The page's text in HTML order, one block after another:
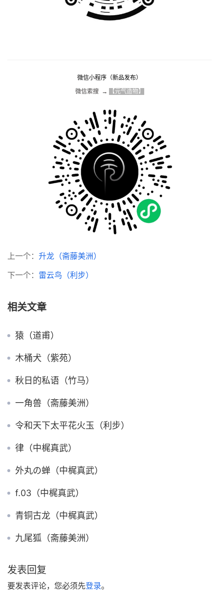
微信小程序（新品发布）
微信索搜  → 【元气造物】
上一个： 升龙（斋藤美洲）
下一个： 雷云鸟（利步）
相关文章
猿（道甫）
木桶犬（紫苑）
秋日的私语（竹马）
一角兽（斋藤美洲）
令和天下太平花火玉（利步）
律（中梶真武）
外丸の蝉（中梶真武）
f.03（中梶真武）
青铜古龙（中梶真武）
九尾狐（斋藤美洲）
发表回复
要发表评论，您必须先登录。